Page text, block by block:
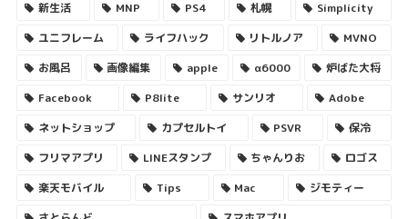
新生活
MNP PS4 札幌
Simplicity
ユニフレーム
ライフハック リトルノア
MVNO
お風呂
画像編集 apple α6000
炉ばた大将
Facebook
P8lite サンリオ
Adobe
ネットショップ
カプセルトイ PSVR
保冷
フリマアプリ
LINEスタンプ ちゃんりお
ロゴス
楽天モバイル
Tips Mac
ジモティー